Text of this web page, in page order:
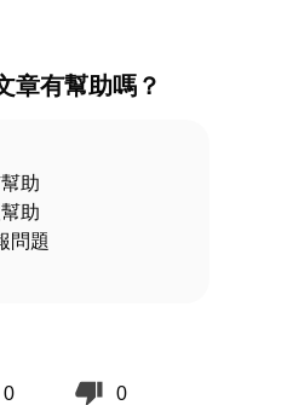
章有幫助嗎？
助
助
問題
0 0